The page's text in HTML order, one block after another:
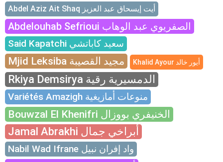
Abdel Aziz Ait Shaq أيت إيسحاق عبد العزيز
Abdelouhab Sefrioui الصفريوي عبد الوهاب
Said Kapatchi سعيد كاباتشي
Mjid Leksiba مجيد القصيبة Khalid Ayour أيور خالد
Rkiya Demsirya الدمسيرية رقية
Variétés Amazigh منوعات أمازيغية
Bouwzal El Khenifri الخنيفري بووزال
Jamal Abrakhi أبراخي جمال
Nabil Wad Ifrane واد إفران نبيل